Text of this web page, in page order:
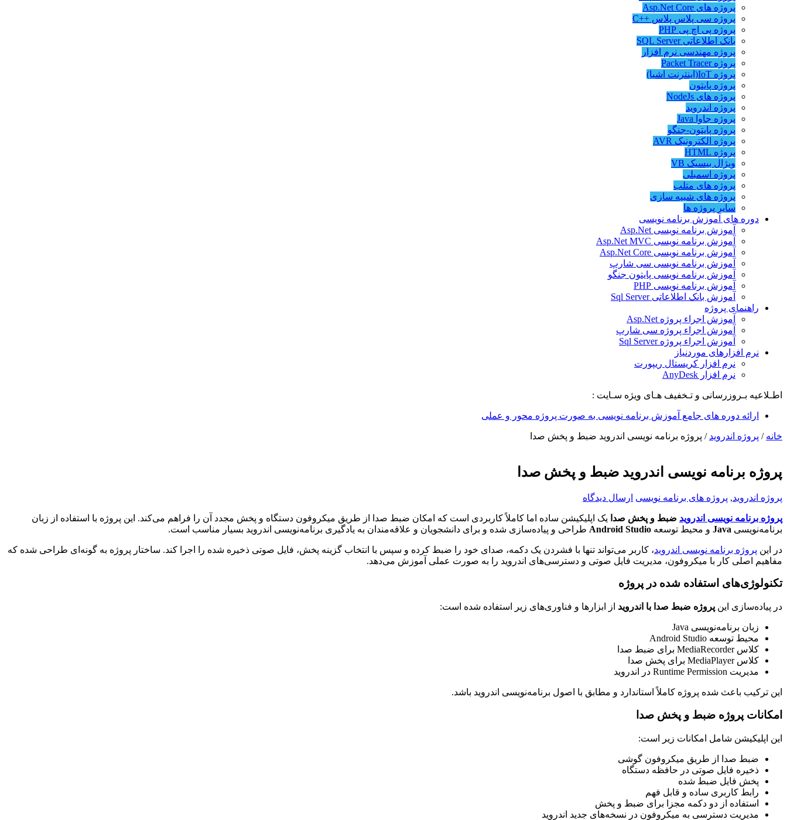
پروژه های Asp.Net Core
پروژه سی پلاس پلاس ++C
پروژه پی اچ پی PHP
بانک اطلاعاتی SQL Server
پروژه مهندسی نرم افزار
پروژه Packet Tracer
پروژه IoT(اینترنت اشیا)
پروژه پایتون
پروژه های NodeJs
پروژه اندروید
پروژه جاوا Java
پروژه پایتون-جنگو
پروژه الکترونیک AVR
پروژه HTML
ویژال بیسیک VB
پروژه اسمبلی
پروژه های متلب
پروژه های شبیه سازی
سایر پروژه ها
دوره های آموزش برنامه نویسی
آموزش برنامه نویسی Asp.Net
آموزش برنامه نویسی Asp.Net MVC
آموزش برنامه نویسی Asp.Net Core
آموزش برنامه نویسی سی شارپ
آموزش برنامه نویسی پایتون جنگو
آموزش برنامه نویسی PHP
آموزش بانک اطلاعاتی Sql Server
راهنمای پروژه
آموزش اجراء پروژه Asp.Net
آموزش اجراء پروژه سی شارپ
آموزش اجراء پروژه Sql Server
نرم افزارهای موردنیاز
نرم افزار کریستال ریپورت
نرم افزار AnyDesk
اطـلاعیه بـروزرسانی و تـخفیف هـای ویژه سـایت :
ارائه دوره های جامع آموزش برنامه نویسی به صورت پروژه محور و عملی
خانه / پروژه اندروید / پروژه برنامه نویسی اندروید ضبط و پخش صدا
پروژه برنامه نویسی اندروید ضبط و پخش صدا
پروژه اندروید, پروژه های برنامه نویسی ارسال دیدگاه
پروژه برنامه نویسی اندروید ضبط و پخش صدا یک اپلیکیشن ساده اما کاملاً کاربردی است که امکان ضبط صدا از طریق میکروفون دستگاه و پخش مجدد آن را فراهم می‌کند. این پروژه با استفاده از زبان
برنامه‌نویسی Java و محیط توسعه Android Studio طراحی و پیاده‌سازی شده و برای دانشجویان و علاقه‌مندان به یادگیری برنامه‌نویسی اندروید بسیار مناسب است.
در این پروژه برنامه نویسی اندروید، کاربر می‌تواند تنها با فشردن یک دکمه، صدای خود را ضبط کرده و سپس با انتخاب گزینه پخش، فایل صوتی ذخیره شده را اجرا کند. ساختار پروژه به گونه‌ای طراحی شده که
مفاهیم اصلی کار با میکروفون، مدیریت فایل صوتی و دسترسی‌های اندروید را به صورت عملی آموزش می‌دهد.
تکنولوژی‌های استفاده شده در پروژه
در پیاده‌سازی این پروژه ضبط صدا با اندروید از ابزارها و فناوری‌های زیر استفاده شده است:
زبان برنامه‌نویسی Java
محیط توسعه Android Studio
کلاس MediaRecorder برای ضبط صدا
کلاس MediaPlayer برای پخش صدا
مدیریت Runtime Permission در اندروید
این ترکیب باعث شده پروژه کاملاً استاندارد و مطابق با اصول برنامه‌نویسی اندروید باشد.
امکانات پروژه ضبط و پخش صدا
این اپلیکیشن شامل امکانات زیر است:
ضبط صدا از طریق میکروفون گوشی
ذخیره فایل صوتی در حافظه دستگاه
پخش فایل ضبط شده
رابط کاربری ساده و قابل فهم
استفاده از دو دکمه مجزا برای ضبط و پخش
مدیریت دسترسی به میکروفون در نسخه‌های جدید اندروید